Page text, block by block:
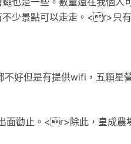
少景點可以走走。<r>只
好但是有提供wifi，五顆星
勸止。<r>除此，皇成農